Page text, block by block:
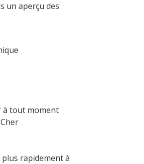
un aperçu des
à tout moment
rapidement à